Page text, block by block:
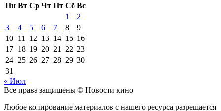
Пн Вт Ср Чт Пт Сб Вс
1
2
3
4 5 6 7 8
9
10 11 12 13 14 15 16
17 18 19 20 21 22 23
24 25 26 27 28 29 30
31
« Июл
Все права защищены © Новости кино
Любое копирование материалов с нашего ресурса разрешается